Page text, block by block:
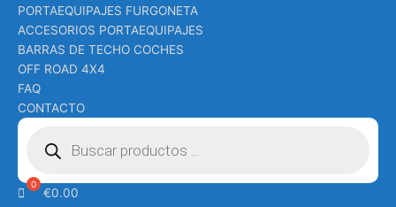
PORTAEQUIPAJES FURGONETA
ACCESORIOS PORTAEQUIPAJES
BARRAS DE TECHO COCHES
OFF ROAD 4X4
FAQ
CONTACTO
Búsqueda
productos
€0.00